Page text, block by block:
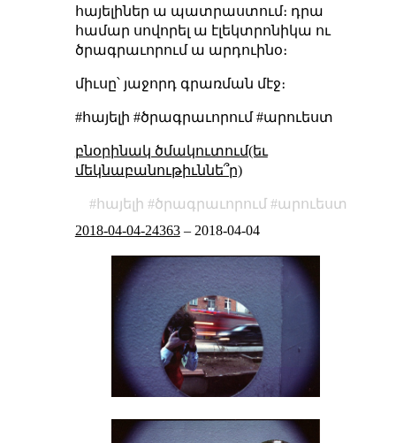
հայելիներ ա պատրաստում։ դրա
համար սովորել ա էլեկտրոնիկա ու
ծրագրաւորում ա արդուինօ։
միւսը՝ յաջորդ գրառման մէջ։
#հայելի #ծրագրաւորում #արուեստ
բնօրինակ ծմակուտում(եւ
մեկնաբանութիւննե՞ր)
հայելի ծրագրաւորում
արուեստ
2018-04-04-24363– 2018-04-04